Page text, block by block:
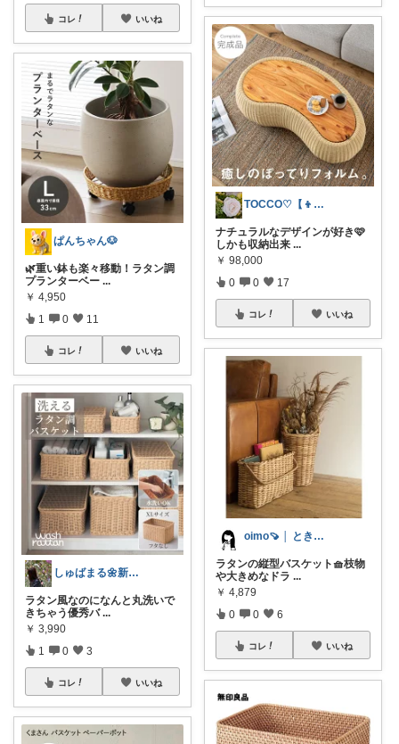
コレ いいね
ぱんちゃん🐶
🌿重い鉢も楽々移動！ラタン調
プランターベー ...
￥ 4,950
1 0 11
コレ いいね
しゅばまる🌼新生活便利グッズ
ラタン風なのになんと丸洗いで
きちゃう優秀バ ...
￥ 3,990
1 0 3
コレ いいね
TOCCO♡【👦🧒ママ】
ナチュラルなデザインが好き🩷
しかも収納出来 ...
￥ 98,000
0 0 17
コレ いいね
oimo🍠 │ ときめく雑貨とスイーツ
ラタンの縦型バスケット🧺枝物
や大きめなドラ ...
￥ 4,879
0 0 6
コレ いいね